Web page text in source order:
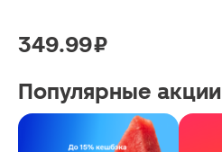
349.99 ₽
Популярные акции